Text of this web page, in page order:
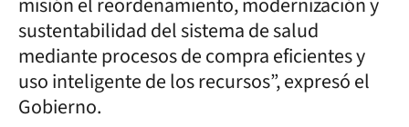
sustentabilidad del sistema de salud
mediante procesos de compra eficientes y
uso inteligente de los recursos”, expresó el
Gobierno.